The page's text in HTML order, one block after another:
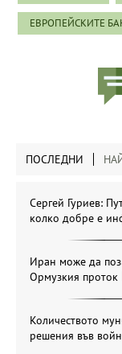
ЕВРОПЕЙСКИТЕ
ПОСЛЕДНИ
Сергей Гуриев:
колко добре е
Иран може да
Ормузкия проток
Количеството
решения във